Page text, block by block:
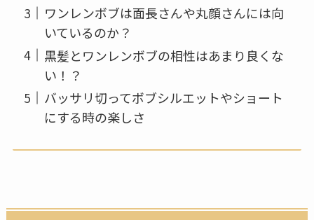
ワンレンボブは面長さんや丸顔さんには向
いているのか？
黒髪とワンレンボブの相性はあまり良くな
い！？
バッサリ切ってボブシルエットやショート
にする時の楽しさ